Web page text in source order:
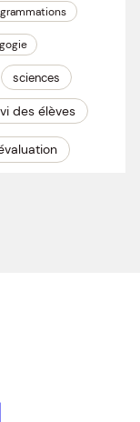
sciences
des élèves